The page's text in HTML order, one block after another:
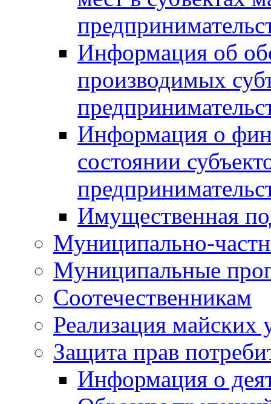
Информация об
производимых
Информация о
состоянии
Имущественная
Муниципально-
Муниципальные
Соотечественникам
Реализация майских
Защита прав
Информация о